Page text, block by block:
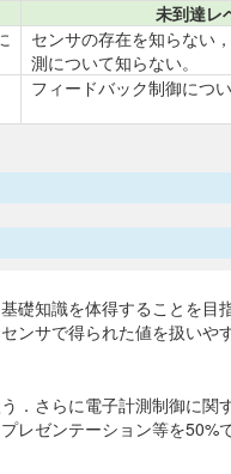
未到達レ
センサの存在を知らない
測について知らない。
フィードバック制御につ
礎知識を体得することを目
ンサで得られた値を扱いや
．さらに電子計測制御に関
レゼンテーション等を50%